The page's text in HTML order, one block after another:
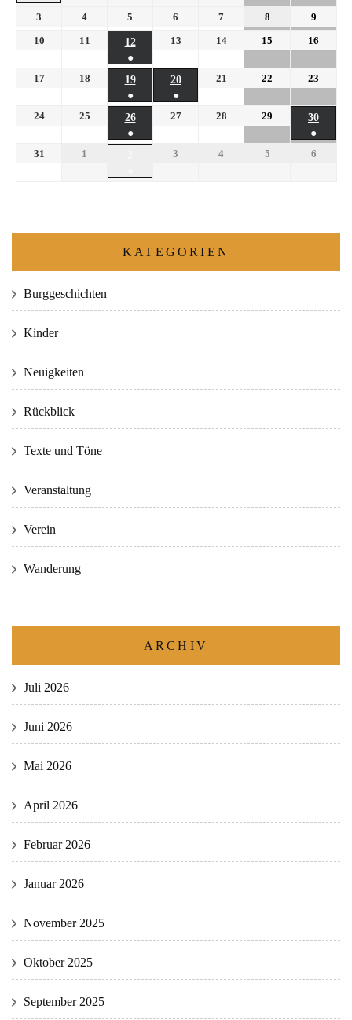
3 4 5 6 7 8
9
10
11
12
●
13 14 15 16
17 18
19
●
20
●
21 22 23
24 25
26
●
27 28 29
30
●
31 1 3 4 5 6
KATEGORIEN
Burggeschichten
Kinder
Neuigkeiten
Rückblick
Texte und Töne
Veranstaltung
Verein
Wanderung
ARCHIV
Juli 2026
Juni 2026
Mai 2026
April 2026
Februar 2026
Januar 2026
November 2025
Oktober 2025
September 2025